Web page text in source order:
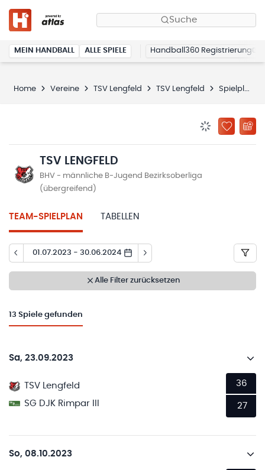
Suche
MEIN HANDBALL ALLE SPIELE Handball360 Registrierung
Home Vereine TSV Lengfeld TSV Lengfeld Spielplan
ZU
TSV LENGFELD
BHV - männliche B-Jugend Bezirksoberliga
(übergreifend)
TEAM-SPIELPLAN TABELLEN
01.07.2023 - 30.06.2024
Alle Filter zurücksetzen
13 Spiele gefunden
Sa, 23.09.2023
TSV Lengfeld
SG DJK Rimpar III
36
27
So, 08.10.2023